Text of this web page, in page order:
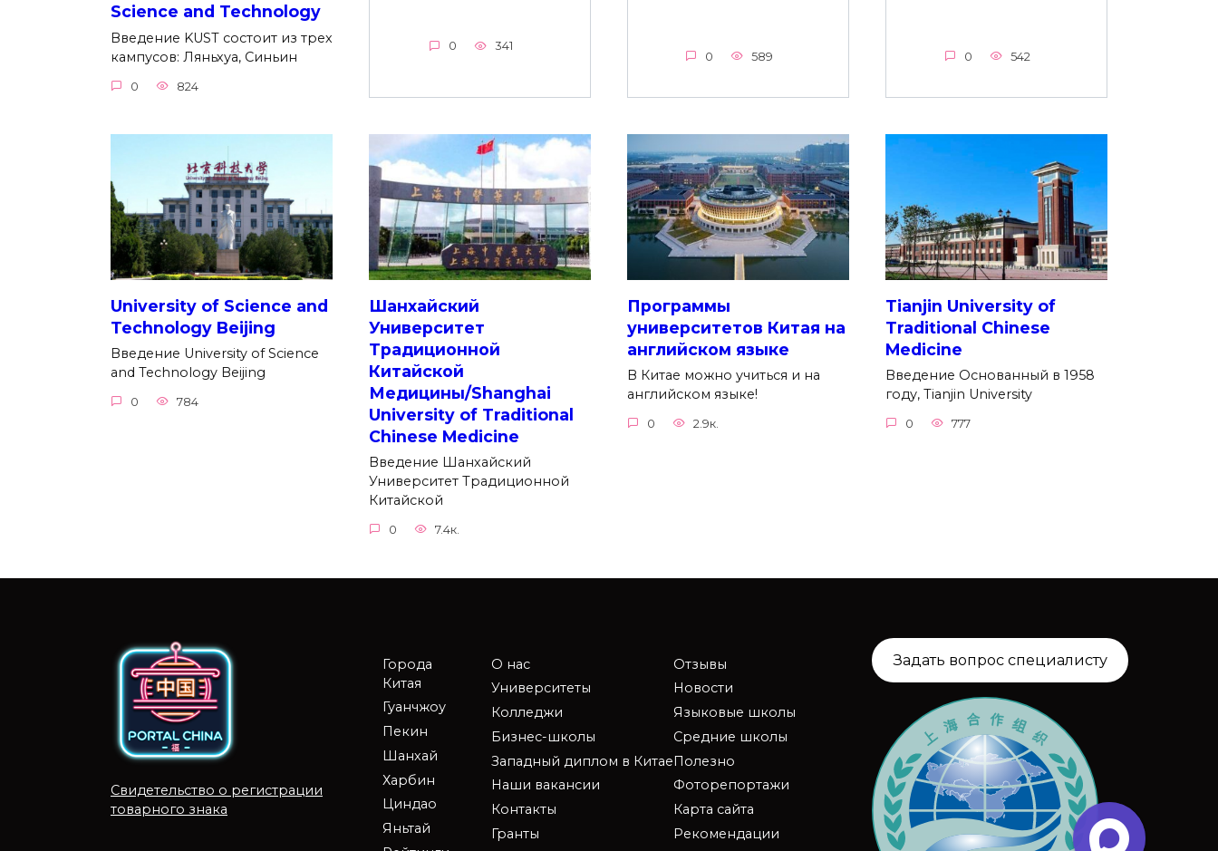
Science and Technology
Введение KUST состоит из трех
кампусов: Ляньхуа, Синьин
0 824
0 341
0 589 0 542
University of Science and
Technology Beijing
Введение University of Science
and Technology Beijing
0 784
Шанхайский
Университет
Традиционной
Китайской
Медицины/Shanghai
University of Traditional
Chinese Medicine
Введение Шанхайский
Университет Традиционной
Китайской
0 7.4к.
Программы
университетов Китая на
английском языке
В Китае можно учиться и на
английском языке!
0 2.9к.
Tianjin University of
Traditional Chinese
Medicine
Введение Основанный в 1958
году, Tianjin University
0 777
Свидетельство о регистрации
товарного знака
Города
Китая
Гуанчжоу
Пекин
Шанхай
Харбин
Циндао
Яньтай
О нас
Университеты
Колледжи
Бизнес-школы
Западный диплом в Китае
Наши вакансии
Контакты
Гранты
Отзывы
Новости
Языковые школы
Средние школы
Полезно
Фоторепортажи
Карта сайта
Рекомендации
Задать вопрос специалисту